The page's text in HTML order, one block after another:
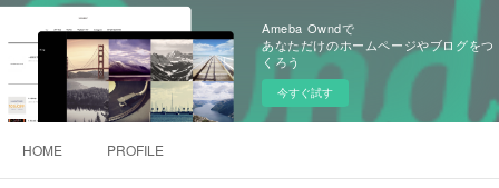
Ameba Owndで
あなただけのホームページやブログをつ
くろう
今すぐ試す
HOME PROFILE